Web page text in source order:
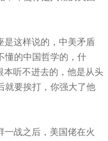
这样说的，中美矛盾
懂的中国哲学的，什
本听不进去的，他是从头
就要挨打，你强大了他
战之后，美国佬在火